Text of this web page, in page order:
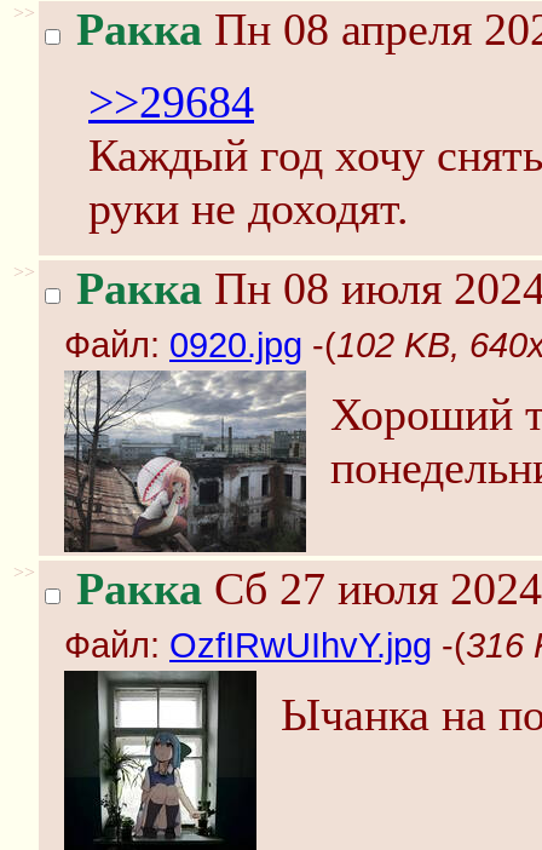
>> Ракка Пн 08 апреля
>>29684
Каждый год хочу
руки не доходят.
>> Ракка Пн 08 июля
Файл: 0920.jpg -(102 KB,
Хороший
>> Ракка Сб 27 июля
Файл: OzfIRwUIhvY.jpg -(316
Ычанка на